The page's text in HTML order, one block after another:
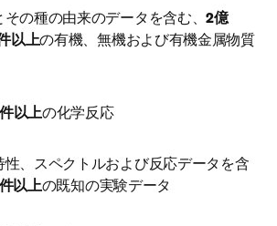
その種の由来のデータを含む、2億
以上の有機、無機および有機金属物質
以上の化学反応
性、スペクトルおよび反応データを含
以上の既知の実験データ